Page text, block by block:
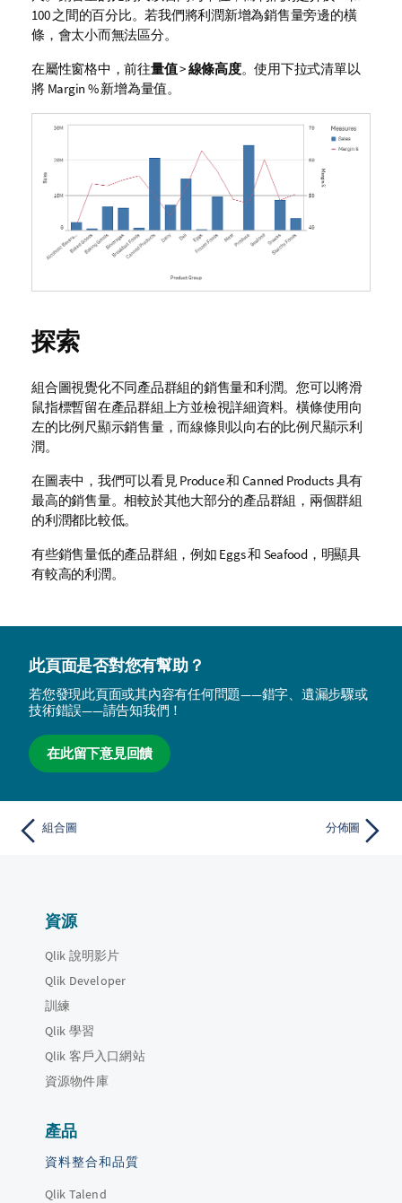
100 之間的百分比。若我們將利潤新增為銷售量旁邊的橫
條，會太小而無法區分。
在屬性窗格中，前往量值>線條高度。使用下拉式清單以
將 Margin %新增為量值。
探索
組合圖視覺化不同產品群組的銷售量和利潤。您可以將滑
鼠指標暫留在產品群組上方並檢視詳細資料。橫條使用向
左的比例尺顯示銷售量，而線條則以向右的比例尺顯示利
潤。
在圖表中，我們可以看見 Produce和 Canned Products具有
最高的銷售量。相較於其他大部分的產品群組，兩個群組
的利潤都比較低。
有些銷售量低的產品群組，例如 Eggs和 Seafood ，明顯具
有較高的利潤。
此頁面是否對您有幫助？
若您發現此頁面或其內容有任何問題——錯字、遺漏步驟或
技術錯誤——請告知我們！
在此留下意見回饋
組合圖 分佈圖
資源
Qlik 說明影片
Qlik Developer
訓練
Qlik 學習
Qlik 客戶入口網站
資源物件庫
產品
資料整合和品質
Qlik Talend